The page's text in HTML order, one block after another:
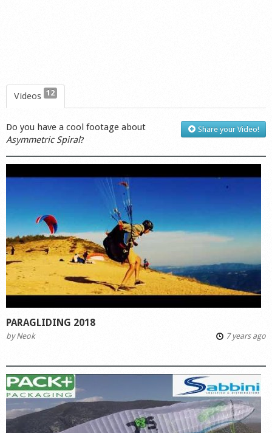
Videos 12
Share your Video!
Do you have a cool footage about
Asymmetric Spiral?
PARAGLIDING 2018
byNeok 7 years ago